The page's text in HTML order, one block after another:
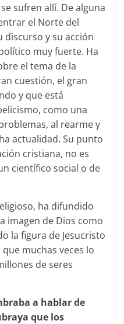
sufren allí. De alguna
el Norte del
discurso y su acción
muy fuerte. Ha
el tema de la
cuestión, el gran
y que está
como una
al rearme y
actualidad. Su punto
cristiana, no es
científico social o de
ha difundido
imagen de Dios como
la figura de Jesucristo
muchas veces lo
de seres
a hablar de
que los